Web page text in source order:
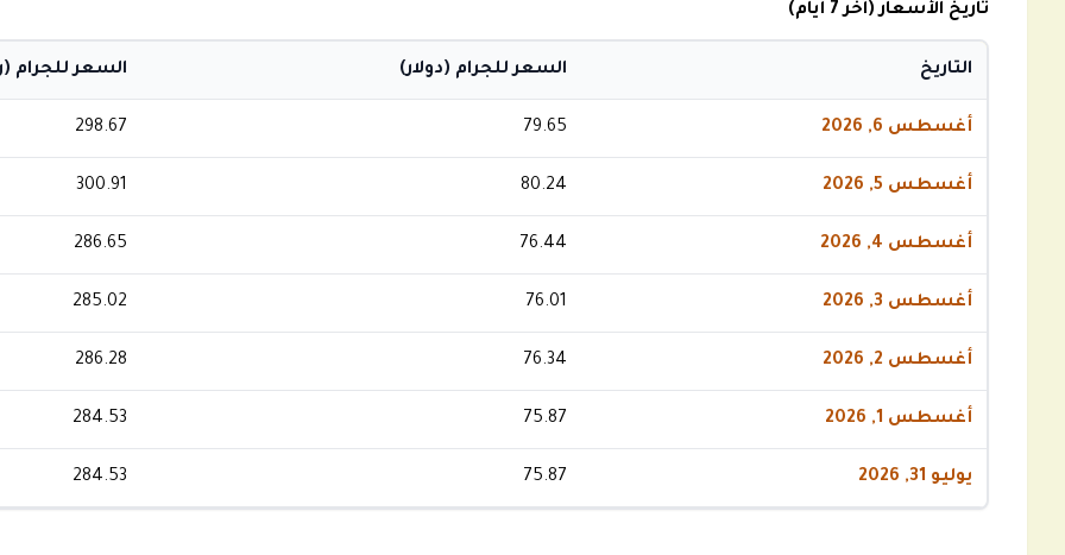
تاريخ الأسعار (آخر 7 أيام)
التاريخ السعر للجرام (دولار) السعر للجرام
أغسطس 6, 2026 79.65
298.67
أغسطس 5, 2026 80.24
300.91
أغسطس 4, 2026 76.44
286.65
أغسطس 3, 2026 76.01
285.02
أغسطس 2, 2026 76.34
286.28
أغسطس 1, 2026 75.87
284.53
يوليو 31, 2026 75.87
284.53